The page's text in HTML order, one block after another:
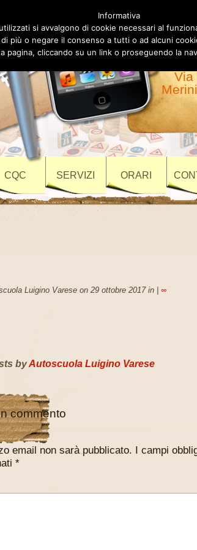
Via
CQC SERVIZI ORARI
Luigino Varese on 29 ottobre 2017 in | ∞
byAutoscuola Luigino Varese
commento
email non sarà pubblicato. I campi
*
Informativa
si avvalgono di cookie necessari al
più o negare il consenso a tutti o ad alcuni
cliccando su un link o proseguendo la